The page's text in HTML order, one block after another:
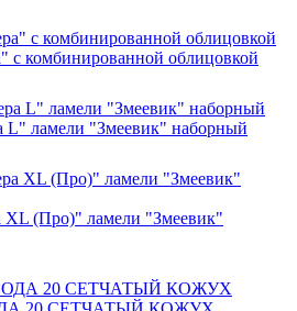
с комбинированной облицовкой
L" ламели "Змеевик" наборный
XL (Про)" ламели "Змеевик"